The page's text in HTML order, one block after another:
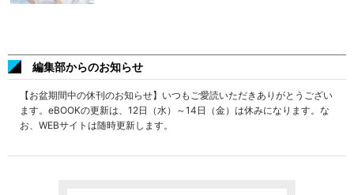
編集部からのお知らせ
【お盆期間中の休刊のお知らせ】いつもご愛読いただきありがとうござい
ます。eBOOKの更新は、12日（水）～14日（金）は休みになります。な
お、WEBサイトは随時更新します。